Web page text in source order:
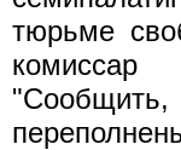
тюрьме